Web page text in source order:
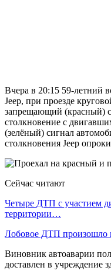
Вчера в 20:15 59-летний
Jeep, при проезде
запрещающий (красный)
столкновение с
(зелёный) сигнал
столкновения Jeep
Сейчас читают
Четыре ДТП с участием
территории…
Лобовое ДТП произошло
Виновник автоаварии
доставлен в учреждение